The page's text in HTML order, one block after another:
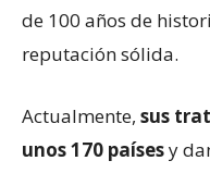
de 100 años de
reputación sólida.
Actualmente, sus
unos 170 paísesy